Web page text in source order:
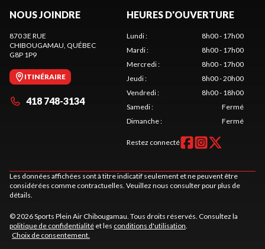
NOUS JOINDRE
870 3E RUE
CHIBOUGAMAU , QUÉBEC
G8P 1P9
ITINÉRAIRE
418 748-3134
HEURES D'OUVERTURE
Lundi:
8h00 - 17h00
Mardi:
8h00 - 17h00
Mercredi:
8h00 - 17h00
Jeudi:
8h00 - 20h00
Vendredi:
8h00 - 18h00
Samedi:
Fermé
Dimanche: Fermé
Restez connecté
Les données affichées sont à titre indicatif seulement et ne peuvent être
considérées comme contractuelles. Veuillez nous consulter pour plus de
détails.
© 2026 Sports Plein Air Chibougamau. Tous droits réservés. Consultez la
politique de confidentialité et les conditions d'utilisation
Choix de consentement.